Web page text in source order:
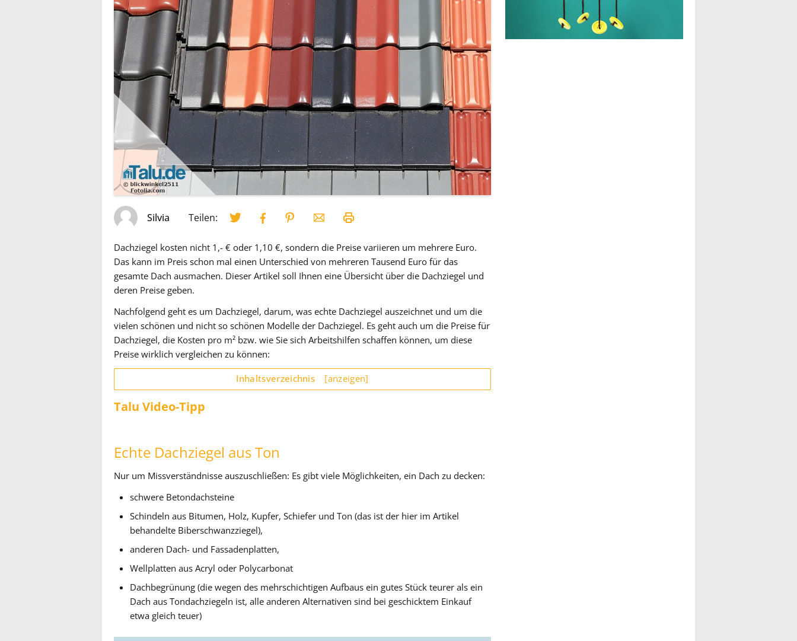
Silvia Teilen:
Dachziegel kosten nicht 1,- € oder 1,10 €, sondern die Preise variieren um mehrere Euro.
Das kann im Preis schon mal einen Unterschied von mehreren Tausend Euro für das
gesamte Dach ausmachen. Dieser Artikel soll Ihnen eine Übersicht über die Dachziegel und
deren Preise geben.
Nachfolgend geht es um Dachziegel, darum, was echte Dachziegel auszeichnet und um die
vielen schönen und nicht so schönen Modelle der Dachziegel. Es geht auch um die Preise für
Dachziegel, die Kosten pro m² bzw. wie Sie sich Arbeitshilfen schaffen können, um diese
Preise wirklich vergleichen zu können:
Inhaltsverzeichnis [anzeigen]
Talu Video-Tipp
Echte Dachziegel aus Ton
Nur um Missverständnisse auszuschließen: Es gibt viele Möglichkeiten, ein Dach zu decken:
schwere Betondachsteine
Schindeln aus Bitumen, Holz, Kupfer, Schiefer und Ton (das ist der hier im Artikel
behandelte Biberschwanzziegel),
anderen Dach- und Fassadenplatten,
Wellplatten aus Acryl oder Polycarbonat
Dachbegrünung (die wegen des mehrschichtigen Aufbaus ein gutes Stück teurer als ein
Dach aus Tondachziegeln ist, alle anderen Alternativen sind bei geschicktem Einkauf
etwa gleich teuer)